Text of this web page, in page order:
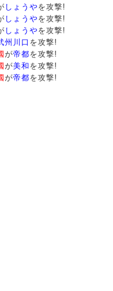
しょうやを攻撃!
しょうやを攻撃!
しょうやを攻撃!
州川口 を攻撃!
が帝都を攻撃!
が美和 を攻撃!
が帝都を攻撃!